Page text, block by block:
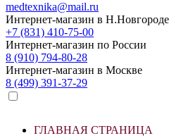
medtexnika@mail.ru
Интернет-магазин в Н.Новгороде
+7 (831) 410-75-00
Интернет-магазин по России
8 (910) 794-80-28
Интернет-магазин в Москве
8 (499) 391-37-29
ГЛАВНАЯ СТРАНИЦА